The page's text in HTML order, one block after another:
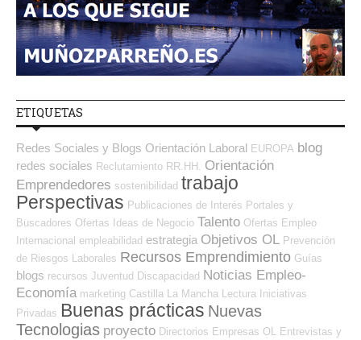
ETIQUETAS
Redes Sociales y Blogs Orientación Laboral EUROPA blog
redes sociales Reclutamiento RR.HH. Orientación
Emprendedores sostenibilidad trabajo
Perspectivas Publicaciones de Interés Portales y
Buscadores Ofertas
Ideas de Negocio Talento Ofertas Empleo
Internacional empleabilidad estrategia Objetivos OL Prevención
de Riesgos Laborales Recursos Emprendimiento Guías
blogs recursos Juventud Discapacidad Noticias Empleo-
Economía marketing Castilla La Mancha Lectura Iniciativas
Privadas Buenas prácticas Nuevas
Tecnologias proyecto Directorios Empresas OL Entrevistas y